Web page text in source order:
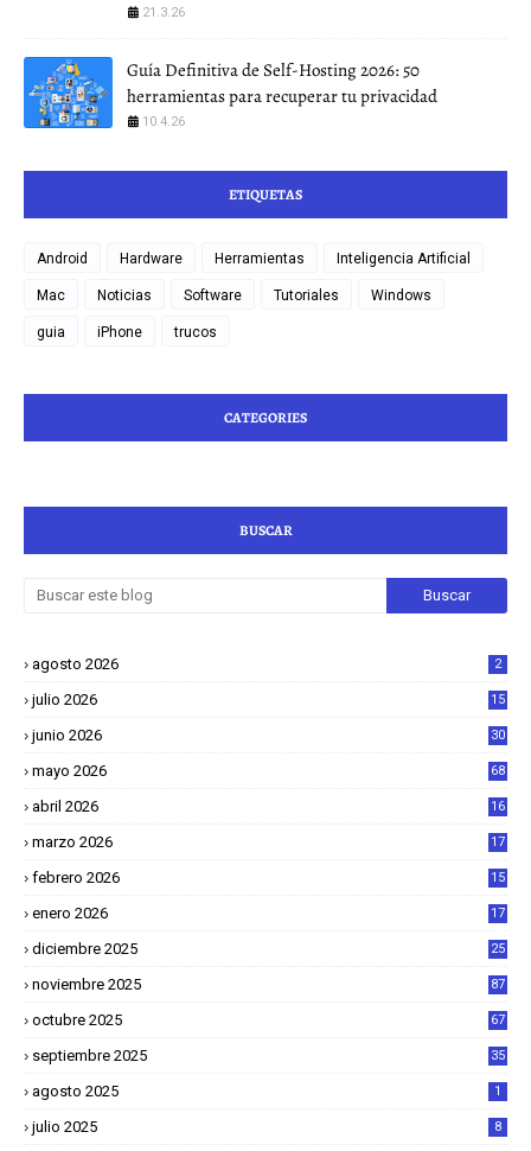
21.3.26
Guía Definitiva de Self-Hosting 2026: 50
herramientas para recuperar tu privacidad
10.4.26
ETIQUETAS
Android Hardware Herramientas Inteligencia Artificial
Mac Noticias Software Tutoriales Windows
guia iPhone trucos
CATEGORIES
BUSCAR
agosto 2026 2
julio 2026 15
junio 2026 30
mayo 2026 68
abril 2026
16
marzo 2026
17
febrero 2026
15
enero 2026
17
diciembre 2025
25
noviembre 2025 87
octubre 2025 67
septiembre 2025 35
agosto 2025 1
julio 2025 8